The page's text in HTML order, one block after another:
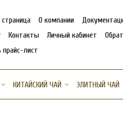
страница О компании
Контакты Личный кабинет
прайс-лист
КИТАЙСКИЙ ЧАЙ ЭЛИТНЫЙ ЧАЙ